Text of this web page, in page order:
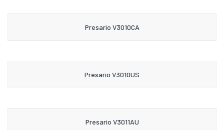
Presario V3010CA
Presario V3010US
Presario V3011AU